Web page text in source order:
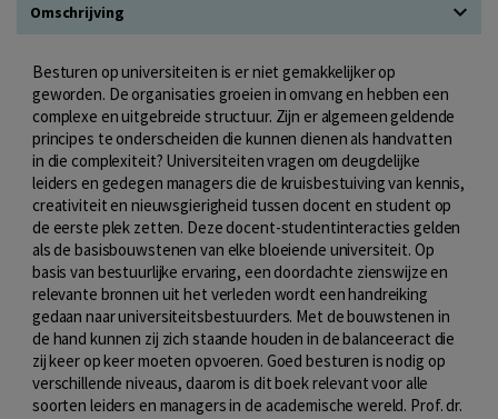
Omschrijving
Besturen op universiteiten is er niet gemakkelijker op
geworden. De organisaties groeien in omvang en hebben een
complexe en uitgebreide structuur. Zijn er algemeen geldende
principes te onderscheiden die kunnen dienen als handvatten
in die complexiteit? Universiteiten vragen om deugdelijke
leiders en gedegen managers die de kruisbestuiving van kennis,
creativiteit en nieuwsgierigheid tussen docent en student op
de eerste plek zetten. Deze docent-studentinteracties gelden
als de basisbouwstenen van elke bloeiende universiteit. Op
basis van bestuurlijke ervaring, een doordachte zienswijze en
relevante bronnen uit het verleden wordt een handreiking
gedaan naar universiteitsbestuurders. Met de bouwstenen in
de hand kunnen zij zich staande houden in de balanceeract die
zij keer op keer moeten opvoeren. Goed besturen is nodig op
verschillende niveaus, daarom is dit boek relevant voor alle
soorten leiders en managers in de academische wereld. Prof. dr.